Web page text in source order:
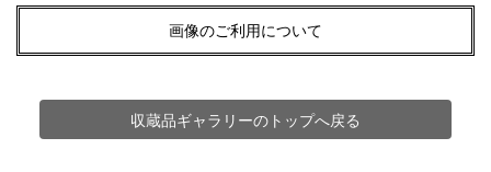
画像のご利用について
収蔵品ギャラリーのトップへ戻る